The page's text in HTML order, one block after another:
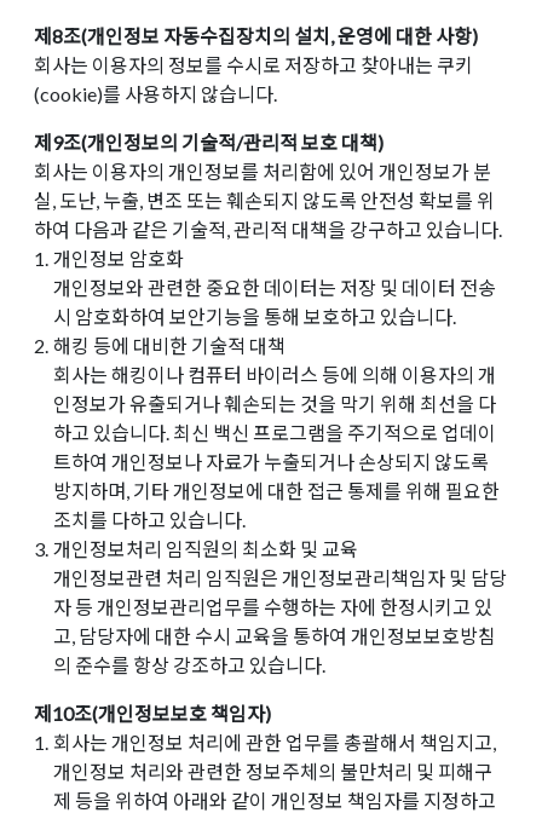
제8조(개인정보 자동수집장치의 설치, 운영에 대한 사항)
회사는 이용자의 정보를 수시로 저장하고 찾아내는 쿠키
(cookie)를 사용하지 않습니다.
제9조(개인정보의 기술적/관리적 보호 대책)
회사는 이용자의 개인정보를 처리함에 있어 개인정보가 분
실, 도난, 누출, 변조 또는 훼손되지 않도록 안전성 확보를 위
하여 다음과 같은 기술적, 관리적 대책을 강구하고 있습니다.
1. 개인정보 암호화
개인정보와 관련한 중요한 데이터는 저장 및 데이터 전송
시 암호화하여 보안기능을 통해 보호하고 있습니다.
2. 해킹 등에 대비한 기술적 대책
회사는 해킹이나 컴퓨터 바이러스 등에 의해 이용자의 개
인정보가 유출되거나 훼손되는 것을 막기 위해 최선을 다
하고 있습니다. 최신 백신 프로그램을 주기적으로 업데이
트하여 개인정보나 자료가 누출되거나 손상되지 않도록
방지하며, 기타 개인정보에 대한 접근 통제를 위해 필요한
조치를 다하고 있습니다.
3. 개인정보처리 임직원의 최소화 및 교육
개인정보관련 처리 임직원은 개인정보관리책임자 및 담당
자 등 개인정보관리업무를 수행하는 자에 한정시키고 있
고, 담당자에 대한 수시 교육을 통하여 개인정보보호방침
의 준수를 항상 강조하고 있습니다.
제10조(개인정보보호 책임자)
1. 회사는 개인정보 처리에 관한 업무를 총괄해서 책임지고,
개인정보 처리와 관련한 정보주체의 불만처리 및 피해구
제 등을 위하여 아래와 같이 개인정보 책임자를 지정하고